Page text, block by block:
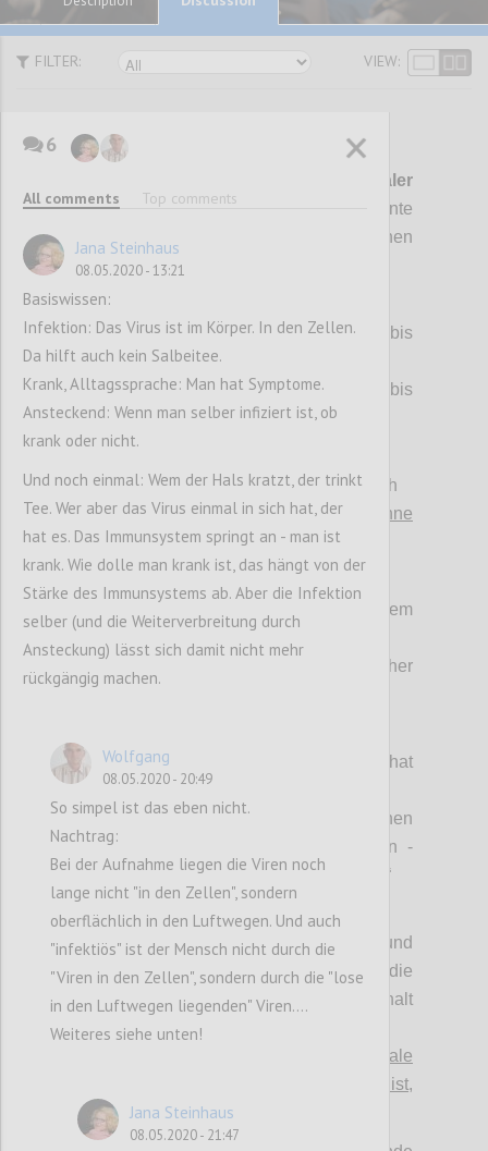
FILTER: VIEW:
P1
5-dimenionaler
Gordischer Knotenzu lösen! Die Argumente
erscheinen unvereinbar, die Positionen
unversöhnlich:
(1) Krankheit Covid-19:
> Für ~80% der Infizierten unmerkbar bis
harmlos, jedoch
> für ~10% der Infizierten gefährlich bis
tödlich.
> Rasant und unauffällig verbreitend, jedoch
> prinzipiell abwehrbar – schon ohne
spezifische Mittel für 80%, siehe (1)!
> Totaler LockDown mit hygienischem
> Hygiene in freiheitlicher
> „Jedes einzelne Leben zu schützen hat
oberste Priorität“ vs.
> „Fokussierung auf Schutz des einzelnen
Lebens führt zu immensen Folgeschäden -
auch und gerade an menschlichem Leben.“
(5) Antivirale Bekämpfungsmittel:
> „Wir wissen, wie spezifische Impfungen und
Medikamente zu entwickeln sind; die
klinische Validierung muss halt
durchgestanden werden.“ vs.
"Es gibt ~100 unspezifische antivirale
„Hausmittel“, deren Wirkung zwar unsicher ist,
aber unbedingt in Betracht zu ziehen ist
6
All comments Top comments
Jana Steinhaus
08.05.2020 - 13:21
Basiswissen:
Infektion: Das Virus ist im Körper. In den Zellen.
Da hilft auch kein Salbeitee.
Krank, Alltagssprache: Man hat Symptome.
Ansteckend: Wenn man selber infiziert ist, ob
krank oder nicht.
Und noch einmal: Wem der Hals kratzt, der trinkt
Tee. Wer aber das Virus einmal in sich hat, der
hat es. Das Immunsystem springt an - man ist
krank. Wie dolle man krank ist, das hängt von der
Stärke des Immunsystems ab. Aber die Infektion
selber (und die Weiterverbreitung durch
Ansteckung) lässt sich damit nicht mehr
rückgängig machen.
Wolfgang
08.05.2020 - 20:49
So simpel ist das eben nicht.
Nachtrag:
Bei der Aufnahme liegen die Viren noch
lange nicht "in den Zellen", sondern
oberflächlich in den Luftwegen. Und auch
"infektiös" ist der Mensch nicht durch die
"Viren in den Zellen", sondern durch die "lose
in den Luftwegen liegenden" Viren....
Weiteres siehe unten!
Jana Steinhaus
08.05.2020 - 21:47